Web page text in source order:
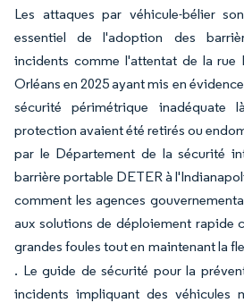
Les attaques par véhicule-bélier
essentiel de l'adoption des
incidents comme l'attentat de la rue
Orléans en 2025 ayant mis en
sécurité périmétrique
protection avaient été retirés ou
par le Département de la sécurité
barrière portable DETER à
comment les agences
aux solutions de déploiement rapide
grandes foules tout en maintenant la
. Le guide de sécurité pour la
incidents impliquant des